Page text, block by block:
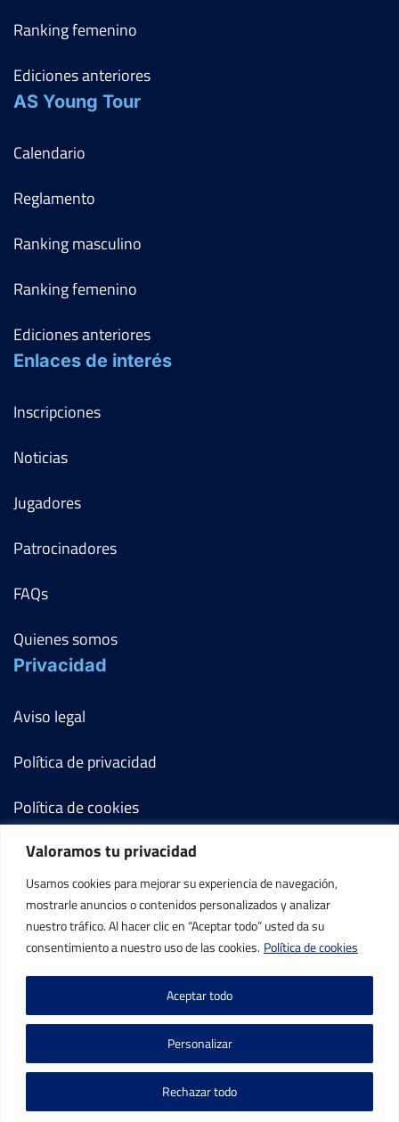
Valoramos tu privacidad
Usamos cookies para mejorar su experiencia de navegación,
mostrarle anuncios o contenidos personalizados y analizar
nuestro tráfico. Al hacer clic en “Aceptar todo” usted da su
consentimiento a nuestro uso de las cookies. Política de cookies
Personalizar
Rechazar todo
Aceptar todo
Ranking femenino
Ediciones anteriores
AS Young Tour
Calendario
Reglamento
Ranking masculino
Ranking femenino
Ediciones anteriores
Enlaces de interés
Inscripciones
Noticias
Jugadores
Patrocinadores
FAQs
Quienes somos
Privacidad
Aviso legal
Política de privacidad
Política de cookies
Términos y condiciones
Mi cuenta
Contacto